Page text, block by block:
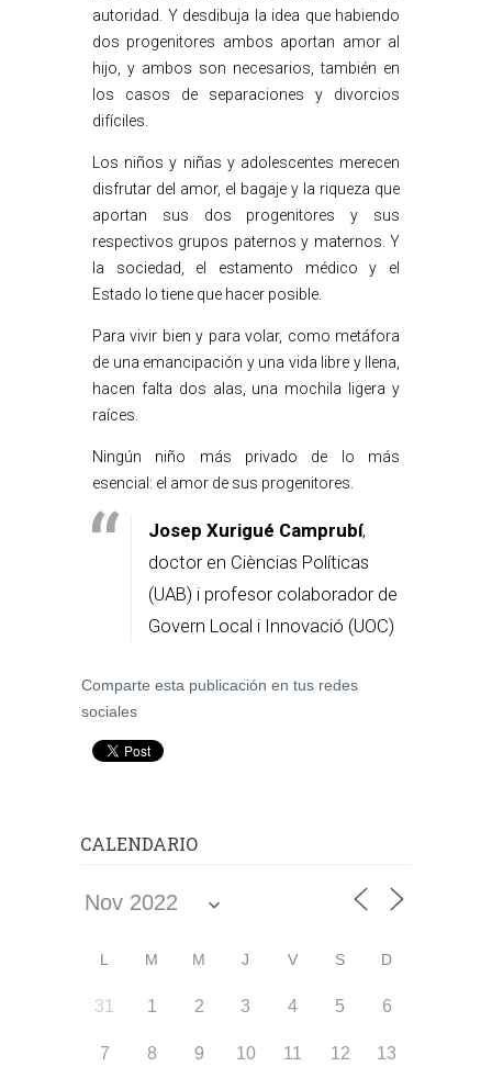
autoridad. Y desdibuja la idea que habiendo
dos progenitores ambos aportan amor al
hijo, y ambos son necesarios, también en
los casos de separaciones y divorcios
difíciles.
Los niños y niñas y adolescentes merecen
disfrutar del amor, el bagaje y la riqueza que
aportan sus dos progenitores y sus
respectivos grupos paternos y maternos. Y
la sociedad, el estamento médico y el
Estado lo tiene que hacer posible.
Para vivir bien y para volar, como metáfora
de una emancipación y una vida libre y llena,
hacen falta dos alas, una mochila ligera y
raíces.
Ningún niño más privado de lo más
esencial: el amor de sus progenitores.
Josep Xurigué Camprubí,
doctor en Cièncias Políticas
(UAB) i profesor colaborador de
Govern Local i Innovació (UOC)
Comparte esta publicación en tus redes
sociales
CALENDARIO
L M M J V S D
31 1 2 3 4 5 6
7 8 9 10 11 12 13